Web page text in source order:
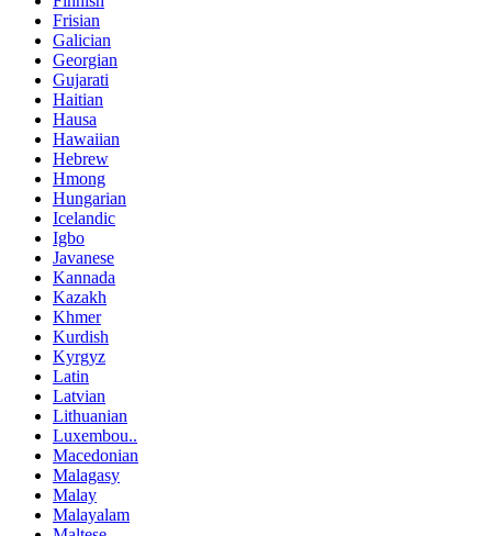
Frisian
Galician
Georgian
Gujarati
Haitian
Hausa
Hawaiian
Hebrew
Hmong
Hungarian
Icelandic
Igbo
Javanese
Kannada
Kazakh
Khmer
Kurdish
Kyrgyz
Latin
Latvian
Lithuanian
Luxembou..
Macedonian
Malagasy
Malay
Malayalam